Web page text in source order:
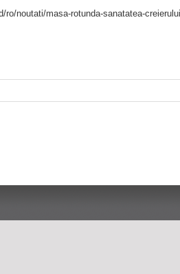
ro/noutati/masa-rotunda-sanatatea-